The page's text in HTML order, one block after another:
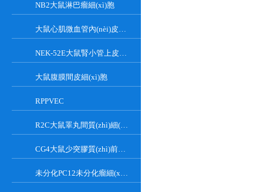
NB2大鼠淋巴瘤細(xì)胞
大鼠心肌微血管內(nèi)皮細(xì)胞
NEK-52E大鼠腎小管上皮細(xì)胞
大鼠腹膜間皮細(xì)胞
RPPVEC
R2C大鼠睪丸間質(zhì)細(xì)胞
CG4大鼠少突膠質(zhì)前體細(xì)胞
未分化PC12未分化瘤細(xì)胞大鼠腎上腺嗜鉻細(xì)胞